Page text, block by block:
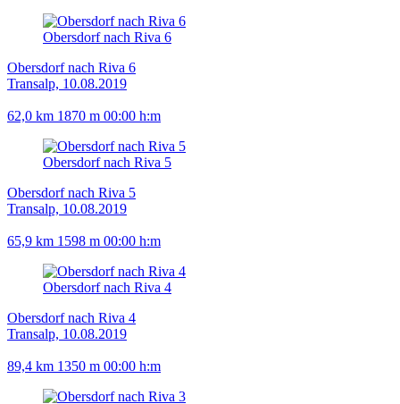
Obersdorf nach Riva 6
Obersdorf nach Riva 6
Transalp, 10.08.2019
62,0 km 1870 m 00:00 h:m
Obersdorf nach Riva 5
Obersdorf nach Riva 5
Transalp, 10.08.2019
65,9 km 1598 m 00:00 h:m
Obersdorf nach Riva 4
Obersdorf nach Riva 4
Transalp, 10.08.2019
89,4 km 1350 m 00:00 h:m